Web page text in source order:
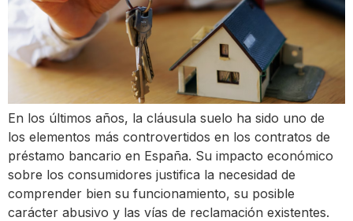
En los últimos años, la cláusula suelo ha sido uno de
los elementos más controvertidos en los contratos de
préstamo bancario en España. Su impacto económico
sobre los consumidores justifica la necesidad de
comprender bien su funcionamiento, su posible
carácter abusivo y las vías de reclamación existentes.